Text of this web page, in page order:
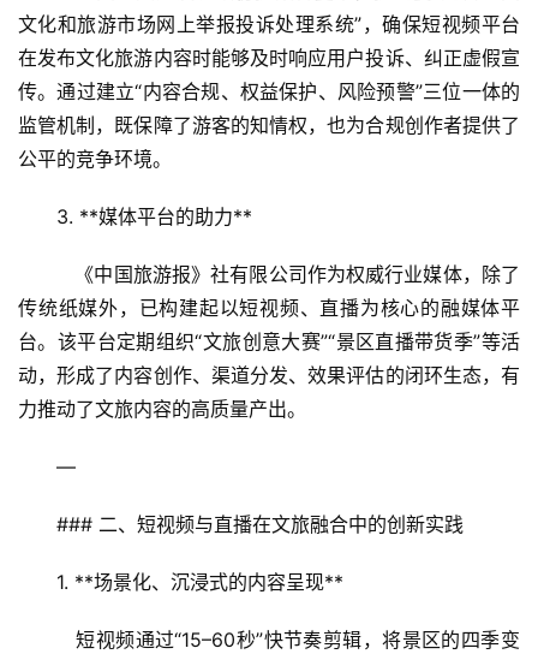
文化和旅游市场网上举报投诉处理系统”，确保短视频平台
在发布文化旅游内容时能够及时响应用户投诉、纠正虚假宣
传。通过建立“内容合规、权益保护、风险预警”三位一体的
监管机制，既保障了游客的知情权，也为合规创作者提供了
公平的竞争环境。
3. **媒体平台的助力**
传统纸媒外，已构建起以短视频、直播为核心的融媒体平
台。该平台定期组织“文旅创意大赛”“景区直播带货季”等活
动，形成了内容创作、渠道分发、效果评估的闭环生态，有
力推动了文旅内容的高质量产出。
—
### 二、短视频与直播在文旅融合中的创新实践
1. **场景化、沉浸式的内容呈现**
   短视频通过“15–60秒”快节奏剪辑，将景区的四季变